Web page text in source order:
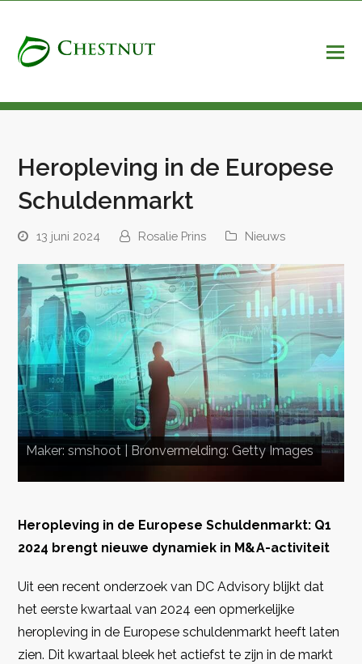
Heropleving in de Europese
Schuldenmarkt
13 juni 2024 Rosalie Prins Nieuws
Maker: smshoot | Bronvermelding: Getty Images
Heropleving in de Europese Schuldenmarkt: Q1
2024 brengt nieuwe dynamiek in M&A-activiteit
Uit een recent onderzoek van DC Advisory blijkt dat
het eerste kwartaal van 2024 een opmerkelijke
heropleving in de Europese schuldenmarkt heeft laten
zien. Dit kwartaal bleek het actiefst te zijn in de markt